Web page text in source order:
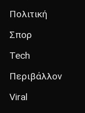
Πολιτική
Σπορ
Tech
Περιβάλλον
Viral